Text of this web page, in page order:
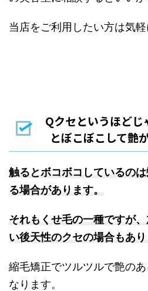
当店をご利用したい方は気
Qクセというほどじ
とぼこぼこして艶
触るとボコボコしているの
る場合があります。
それもくせ毛の一種ですが
い後天性のクセの場合もあり
縮毛矯正でツルツルで艶の
なります。